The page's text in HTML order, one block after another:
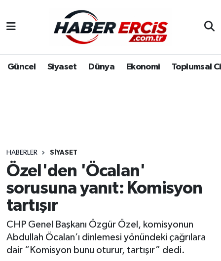
Güncel Siyaset Dünya Ekonomi Toplumsal
HABERLER SIYASET
Özel'den 'Öcalan'
sorusuna yanıt: Komisyon
tartışır
CHP Genel Başkanı Özgür Özel, komisyonun
Abdullah Öcalan’ı dinlemesi yönündeki çağrılara
dair “Komisyon bunu oturur, tartışır” dedi.